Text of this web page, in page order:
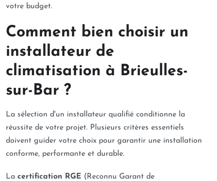
votre budget.
Comment bien choisir un
installateur de
climatisation à Brieulles-
sur-Bar ?
La sélection d'un installateur qualifié conditionne la
réussite de votre projet. Plusieurs critères essentiels
doivent guider votre choix pour garantir une installation
conforme, performante et durable.
La certification RGE (Reconnu Garant de